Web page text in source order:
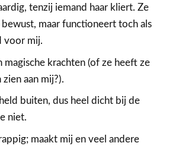
tenzij iemand haar kliert. Ze
maar functioneert toch als
voor mij.
magische krachten (of ze heeft ze
aan mij?).
buiten, dus heel dicht bij de
niet.
maakt mij en veel andere